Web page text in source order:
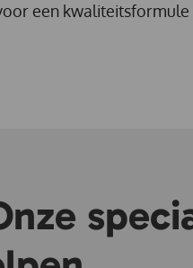
een kwaliteitsformule